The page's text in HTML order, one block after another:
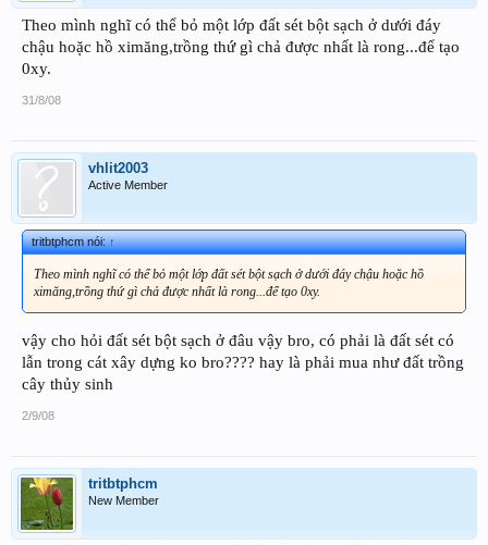
Theo mình nghĩ có thể bỏ một lớp đất sét bột sạch ở dưới đáy
chậu hoặc hồ ximăng,trồng thứ gì chả được nhất là rong...để tạo
0xy.
31/8/08
vhlit2003
Active Member
tritbtphcm nói:↑
Theo mình nghĩ có thể bỏ một lớp đất sét bột sạch ở dưới đáy chậu hoặc hồ
ximăng,trồng thứ gì chả được nhất là rong...để tạo 0xy.
vậy cho hỏi đất sét bột sạch ở đâu vậy bro, có phải là đất sét có
lẫn trong cát xây dựng ko bro???? hay là phải mua như đất trồng
cây thủy sinh
2/9/08
tritbtphcm
New Member